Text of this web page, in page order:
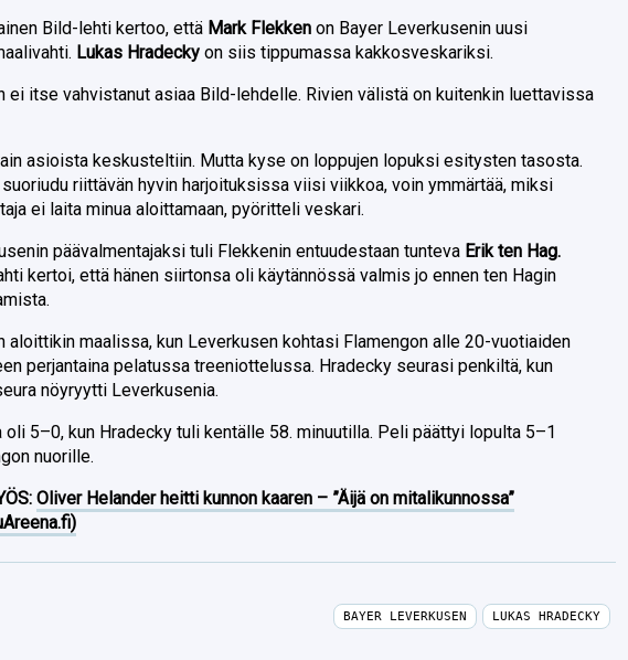
Bild-lehti kertoo, että Mark Flekken on Bayer Leverkusenin uusi
Lukas Hradecky on siis tippumassa kakkosveskariksi.
ei itse vahvistanut asiaa Bild-lehdelle. Rivien välistä on kuitenkin luettavissa
asioista keskusteltiin. Mutta kyse on loppujen lopuksi esitysten tasosta.
riittävän hyvin harjoituksissa viisi viikkoa, voin ymmärtää, miksi
ei laita minua aloittamaan, pyöritteli veskari.
päävalmentajaksi tuli Flekkenin entuudestaan tunteva Erik ten Hag.
kertoi, että hänen siirtonsa oli käytännössä valmis jo ennen ten Hagin
aloittikin maalissa, kun Leverkusen kohtasi Flamengon alle 20-vuotiaiden
perjantaina pelatussa treeniottelussa. Hradecky seurasi penkiltä, kun
nöyryytti Leverkusenia.
oli 5–0, kun Hradecky tuli kentälle 58. minuutilla. Peli päättyi lopulta 5–1
nuorille.
Oliver Helander heitti kunnon kaaren – ”Äijä on mitalikunnossa”
BAYER LEVERKUSEN LUKAS HRADECKY